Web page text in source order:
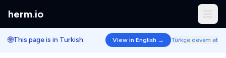
herm.io
🌐This page is in Turkish. View in English → Türkçe devam et